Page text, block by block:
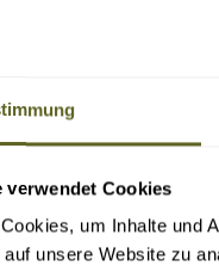
verwendet Cookies
um Inhalte und
auf unsere Website zu